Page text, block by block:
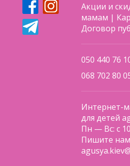
Акции и
мамам |
Договор
050 440 76
068 702 80
Интернет-
для детей
Пн — Вс: с
Пишите